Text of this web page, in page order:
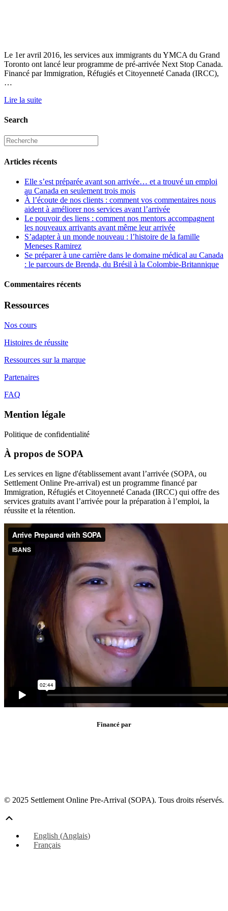
Le 1er avril 2016, les services aux immigrants du YMCA du Grand
Toronto ont lancé leur programme de pré-arrivée Next Stop Canada.
Financé par Immigration, Réfugiés et Citoyenneté Canada (IRCC),
…
Lire la suite
Search
Articles récents
Elle s’est préparée avant son arrivée… et a trouvé un emploi
au Canada en seulement trois mois
À l’écoute de nos clients : comment vos commentaires nous
aident à améliorer nos services avant l’arrivée
Le pouvoir des liens : comment nos mentors accompagnent
les nouveaux arrivants avant même leur arrivée
S’adapter à un monde nouveau : l’histoire de la famille
Meneses Ramirez
Se préparer à une carrière dans le domaine médical au Canada
: le parcours de Brenda, du Brésil à la Colombie-Britannique
Commentaires récents
Ressources
Nos cours
Histoires de réussite
Ressources sur la marque
Partenaires
FAQ
Mention légale
Politique de confidentialité
À propos de SOPA
Les services en ligne d'établissement avant l’arrivée (SOPA, ou
Settlement Online Pre-arrival) est un programme financé par
Immigration, Réfugiés et Citoyenneté Canada (IRCC) qui offre des
services gratuits avant l’arrivée pour la préparation à l’emploi, la
réussite et la rétention.
Financé par
© 2025 Settlement Online Pre-Arrival (SOPA). Tous droits réservés.
le
haut
English (Anglais)
Français